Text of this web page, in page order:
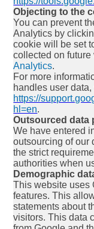
Objecting to the
You can prevent
Analytics by
cookie will be set
collected on future
Analytics.
For more
handles user
https://
hl=en.
Outsourced data
We have entered
outsourcing of our
the strict
authorities when
Demographic
This website uses
features. This
statements about
visitors. This data